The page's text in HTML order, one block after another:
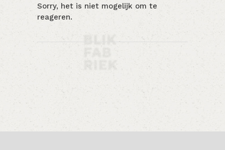
Sorry, het is niet mogelijk om te
reageren.